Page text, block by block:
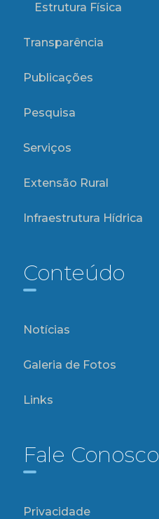
Estrutura Física
Transparência
Publicações
Pesquisa
Serviços
Extensão Rural
Infraestrutura Hídrica
Conteúdo
Notícias
Galeria de Fotos
Links
Fale Conosco
Privacidade